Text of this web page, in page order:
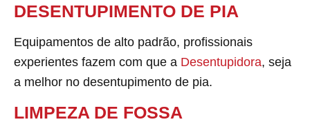
DESENTUPIMENTO DE PIA
Equipamentos de alto padrão, profissionais
experientes fazem com que a Desentupidora, seja
a melhor no desentupimento de pia.
LIMPEZA DE FOSSA